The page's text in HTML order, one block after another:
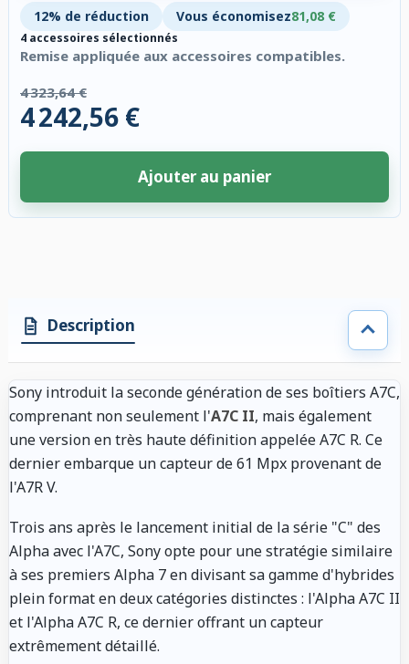
12% de réduction Vous économisez81,08 €
4 accessoires sélectionnés
Remise appliquée aux accessoires compatibles.
4 323,64 €
4 242,56 €
Ajouter au panier
Description
Sony introduit la seconde génération de ses boîtiers A7C,
comprenant non seulement l'A7C II, mais également
une version en très haute définition appelée A7C R. Ce
dernier embarque un capteur de 61 Mpx provenant de
l'A7R V.
Trois ans après le lancement initial de la série "C" des
Alpha avec l'A7C, Sony opte pour une stratégie similaire
à ses premiers Alpha 7 en divisant sa gamme d'hybrides
plein format en deux catégories distinctes : l'Alpha A7C II
et l'Alpha A7C R, ce dernier offrant un capteur
extrêmement détaillé.